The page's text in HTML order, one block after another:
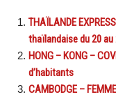
THAÏLANDE
thaïlandaise du 20 au
HONG – KONG –
d’habitants
CAMBODGE –